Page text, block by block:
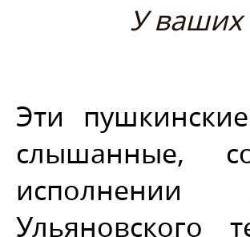
У ваших
Эти
слышанные,
исполнении
Ульяновского